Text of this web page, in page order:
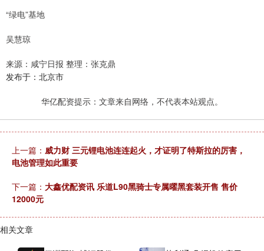
“绿电”基地
吴慧琼
来源：咸宁日报 整理：张克鼎
发布于：北京市
华亿配资提示：文章来自网络，不代表本站观点。
上一篇： 威力财 三元锂电池连连起火，才证明了特斯拉的厉害，
电池管理如此重要
下一篇： 大鑫优配资讯 乐道L90黑骑士专属曜黑套装开售 售价
12000元
相关文章